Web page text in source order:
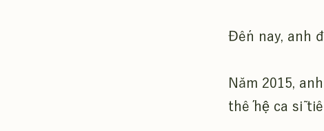
Đến nay, anh
Năm 2015,
thế hệ ca sĩ